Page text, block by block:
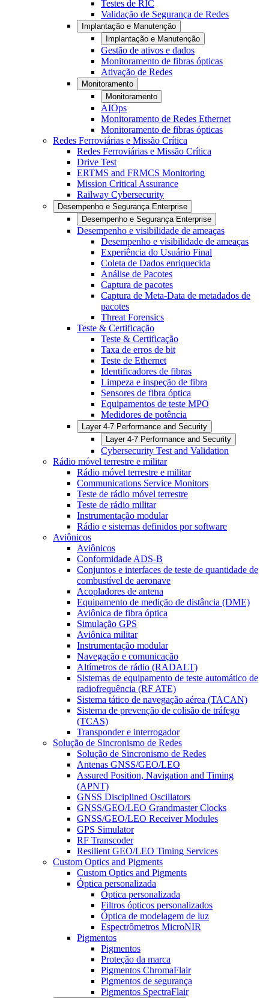
Testes de RIC
Validação de Segurança de Redes
Implantação e Manutenção
Implantação e Manutenção
Gestão de ativos e dados
Monitoramento de fibras ópticas
Ativação de Redes
Monitoramento
Monitoramento
AIOps
Monitoramento de Redes Ethernet
Monitoramento de fibras ópticas
Redes Ferroviárias e Missão Crítica
Redes Ferroviárias e Missão Crítica
Drive Test
ERTMS and FRMCS Monitoring
Mission Critical Assurance
Railway Cybersecurity
Desempenho e Segurança Enterprise
Desempenho e Segurança Enterprise
Desempenho e visibilidade de ameaças
Desempenho e visibilidade de ameaças
Experiência do Usuário Final
Coleta de Dados enriquecida
Análise de Pacotes
Captura de pacotes
Captura de Meta-Data de metadados de
pacotes
Threat Forensics
Teste & Certificação
Teste & Certificação
Taxa de erros de bit
Teste de Ethernet
Identificadores de fibras
Limpeza e inspeção de fibra
Sensores de fibra óptica
Equipamentos de teste MPO
Medidores de potência
Layer 4-7 Performance and Security
Layer 4-7 Performance and Security
Cybersecurity Test and Validation
Rádio móvel terrestre e militar
Rádio móvel terrestre e militar
Communications Service Monitors
Teste de rádio móvel terrestre
Teste de rádio militar
Instrumentação modular
Rádio e sistemas definidos por software
Aviônicos
Aviônicos
Conformidade ADS-B
Conjuntos e interfaces de teste de quantidade de
combustível de aeronave
Acopladores de antena
Equipamento de medição de distância (DME)
Aviônica de fibra óptica
Simulação GPS
Aviônica militar
Instrumentação modular
Navegação e comunicação
Altímetros de rádio (RADALT)
Sistemas de equipamento de teste automático de
radiofrequência (RF ATE)
Sistema tático de navegação aérea (TACAN)
Sistema de prevenção de colisão de tráfego
(TCAS)
Transponder e interrogador
Solução de Sincronismo de Redes
Solução de Sincronismo de Redes
Antenas GNSS/GEO/LEO
Assured Position, Navigation and Timing
(APNT)
GNSS Disciplined Oscillators
GNSS/GEO/LEO Grandmaster Clocks
GNSS/GEO/LEO Receiver Modules
GPS Simulator
RF Transcoder
Resilient GEO/LEO Timing Services
Custom Optics and Pigments
Custom Optics and Pigments
Óptica personalizada
Óptica personalizada
Filtros ópticos personalizados
Óptica de modelagem de luz
Espectrômetros MicroNIR
Pigmentos
Pigmentos
Proteção da marca
Pigmentos ChromaFlair
Pigmentos de segurança
Pigmentos SpectraFlair